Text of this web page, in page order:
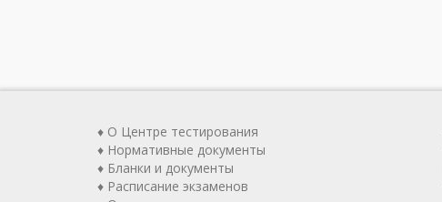
♦ О Центре тестирования
♦ Нормативные документы
♦ Бланки и документы
♦ Расписание экзаменов